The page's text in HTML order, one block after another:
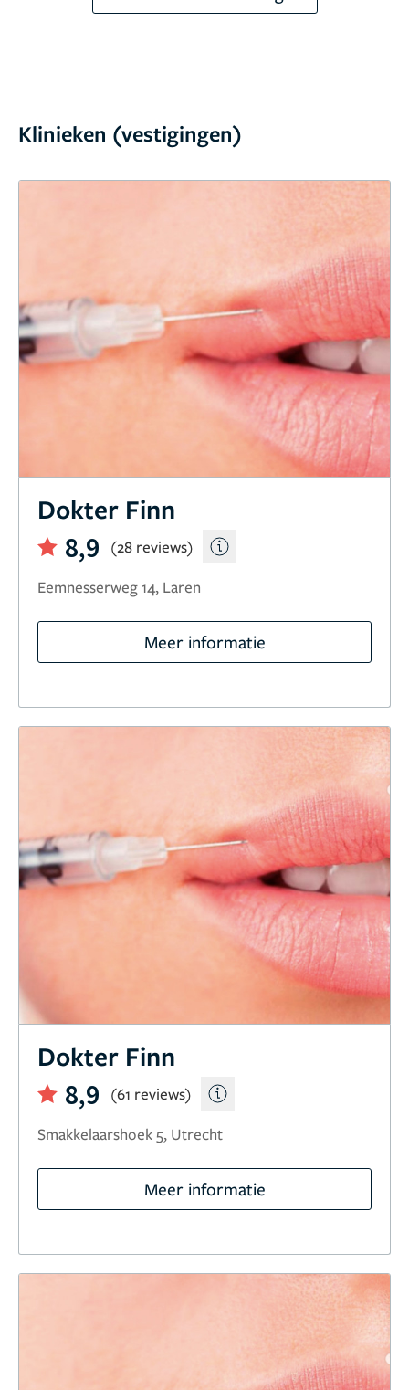
Klinieken (vestigingen)
Dokter Finn
8,9
(28 reviews)
Eemnesserweg 14, Laren
Meer informatie
Dokter Finn
8,9
(61 reviews)
Smakkelaarshoek 5, Utrecht
Meer informatie